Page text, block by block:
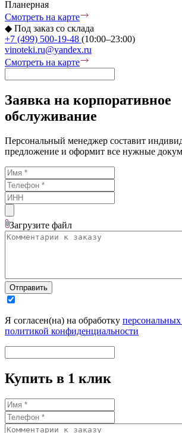
Планерная
Смотреть на карте
◆ Под заказ со склада
+7 (499) 500-19-48 (10:00–23:00)
vinoteki.ru@yandex.ru
Смотреть на карте
Заявка на корпоративное
обслуживание
Персональный менеджер составит
предложение и оформит все нужные
Загрузите файл
Отправить
Я согласен(на) на обработку
политикой конфиденциальности
Купить в 1 клик